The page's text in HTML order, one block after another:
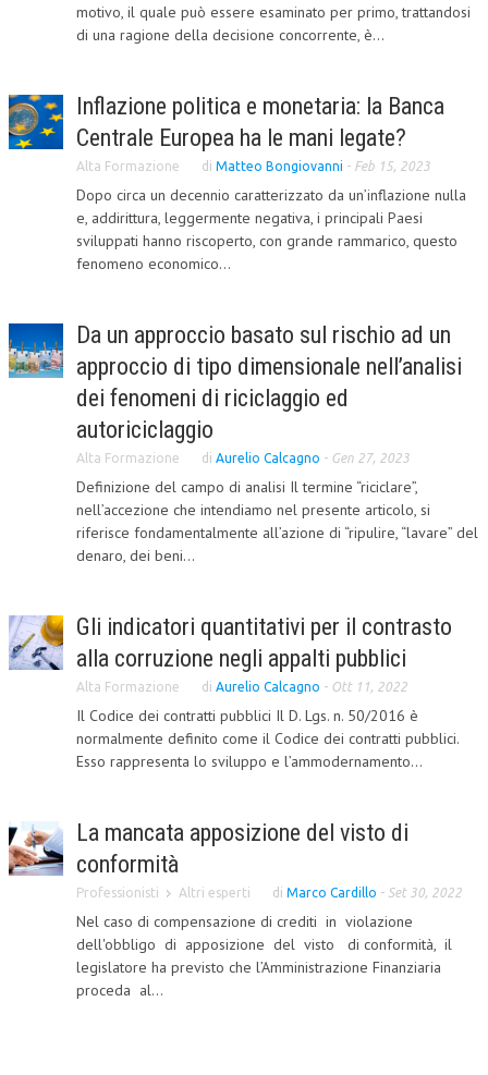
L’UMANISTA
DIRITTO PENALE D’IMPRESA
DIRITTO DEL LAVORO
DIRITTO DELLE IMPRESE IN CRISI
CRIMINOLOGIA E CRIMINALISTICA
FISCO
DIRITTO TRIBUTARIO
FISCALITÀ INTERNAZIONALE
TAX RISK MANAGEMENT
CRIMINOLOGIA TRIBUTARIA
CFC E PARADISI FISCALI
PRASSI
AMMINISTRATIVA
TRIBUTARIA
GIURISPRUDENZA
COSTITUZIONALE
CIVILE
PENALE
motivo, il quale può essere esaminato per primo, trattandosi
di una ragione della decisione concorrente, è...
Inflazione politica e monetaria: la Banca
Centrale Europea ha le mani legate?
Alta Formazione di Matteo Bongiovanni - Feb 15, 2023
Dopo circa un decennio caratterizzato da un’inflazione nulla
e, addirittura, leggermente negativa, i principali Paesi
sviluppati hanno riscoperto, con grande rammarico, questo
fenomeno economico...
Da un approccio basato sul rischio ad un
approccio di tipo dimensionale nell’analisi
dei fenomeni di riciclaggio ed
autoriciclaggio
Alta Formazione di Aurelio Calcagno - Gen 27, 2023
Definizione del campo di analisi Il termine “riciclare”,
nell’accezione che intendiamo nel presente articolo, si
riferisce fondamentalmente all’azione di “ripulire, “lavare” del
denaro, dei beni...
Gli indicatori quantitativi per il contrasto
alla corruzione negli appalti pubblici
Alta Formazione di Aurelio Calcagno - Ott 11, 2022
Il Codice dei contratti pubblici Il D. Lgs. n. 50/2016 è
normalmente definito come il Codice dei contratti pubblici.
Esso rappresenta lo sviluppo e l’ammodernamento...
La mancata apposizione del visto di
conformità
Professionisti Altri esperti di Marco Cardillo - Set 30, 2022
Nel caso di compensazione di crediti in violazione
dell'obbligo di apposizione del visto di conformità, il
legislatore ha previsto che l’Amministrazione Finanziaria
proceda al...